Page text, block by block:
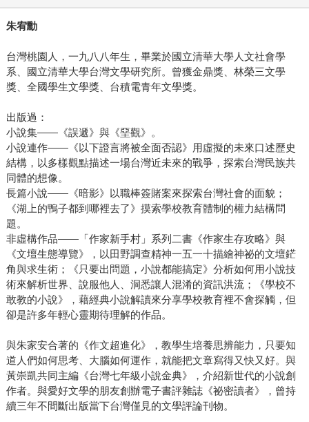
朱宥勳
台灣桃園人，一九八八年生，畢業於國立清華大學人文社會學
系、國立清華大學台灣文學研究所。曾獲金鼎獎、林榮三文學
獎、全國學生文學獎、台積電青年文學獎。
出版過：
小說集——《誤遞》與《堊觀》。
小說連作——《以下證言將被全面否認》用虛擬的未來口述歷史
結構，以多樣觀點描述一場台灣近未來的戰爭，探索台灣民族共
同體的想像。
長篇小說——《暗影》以職棒簽賭案來探索台灣社會的面貌；
《湖上的鴨子都到哪裡去了》摸索學校教育體制的權力結構問
題。
非虛構作品——「作家新手村」系列二書《作家生存攻略》與
《文壇生態導覽》，以田野調查精神一五一十描繪神祕的文壇鋩
角與求生術；《只要出問題，小說都能搞定》分析如何用小說技
術來解析世界、說服他人、洞悉讓人混淆的資訊洪流；《學校不
敢教的小說》，藉經典小說解讀來分享學校教育裡不會探觸，但
卻是許多年輕心靈期待理解的作品。
與朱家安合著的《作文超進化》，教學生培養思辨能力，只要知
道人們如何思考、大腦如何運作，就能把文章寫得又快又好。與
黃崇凱共同主編《台灣七年級小說金典》，介紹新世代的小說創
作者。與愛好文學的朋友創辦電子書評雜誌《祕密讀者》，曾持
續三年不間斷出版當下台灣僅見的文學評論刊物。